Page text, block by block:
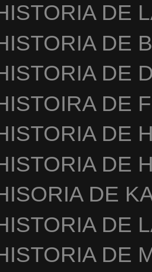
DE
DE
DE
DE
DE
DE
DE
DE
DE